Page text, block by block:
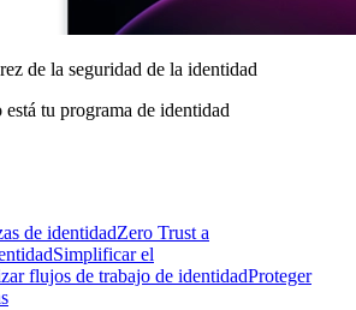
de la seguridad de la identidad
tu programa de identidad
de identidadZero Trust a
Simplificar el
flujos de trabajo de identidadProteger